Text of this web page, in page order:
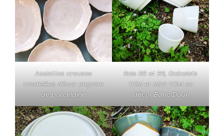
Assiettes creuses
modelées décor engobe
de porcelaine
Bols B8 et B6, Gobelets
TOM et Mini-TOM en
décor Banc Doux